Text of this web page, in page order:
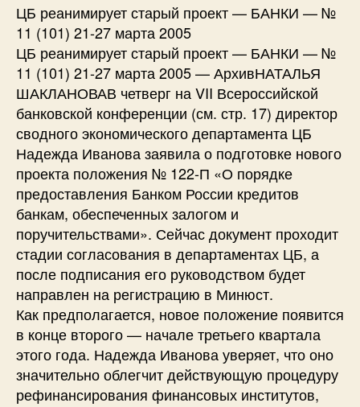
ЦБ реанимирует старый проект — БАНКИ — №
11 (101) 21-27 марта 2005
ЦБ реанимирует старый проект — БАНКИ — №
11 (101) 21-27 марта 2005 — АрхивНАТАЛЬЯ
ШАКЛАНОВАВ четверг на VII Всероссийской
банковской конференции (см. стр. 17) директор
сводного экономического департамента ЦБ
Надежда Иванова заявила о подготовке нового
проекта положения № 122-П «О порядке
предоставления Банком России кредитов
банкам, обеспеченных залогом и
поручительствами». Сейчас документ проходит
стадии согласования в департаментах ЦБ, а
после подписания его руководством будет
направлен на регистрацию в Минюст.
Как предполагается, новое положение появится
в конце второго — начале третьего квартала
этого года. Надежда Иванова уверяет, что оно
значительно облегчит действующую процедуру
рефинансирования финансовых институтов,